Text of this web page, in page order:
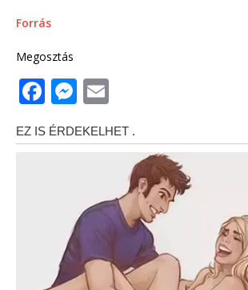
Forrás
Megosztás
F
a
c
k
M
ss
g
e
r
ai